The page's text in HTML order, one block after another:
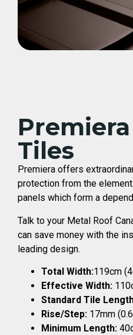
Tiles
Premiera offers
protection from the
panels which form a
Talk to your Metal Roof
can save money with the
leading design.
Total Width:119cm
Effective Width:
Standard Tile
Rise/Step: 17mm
Minimum Length: